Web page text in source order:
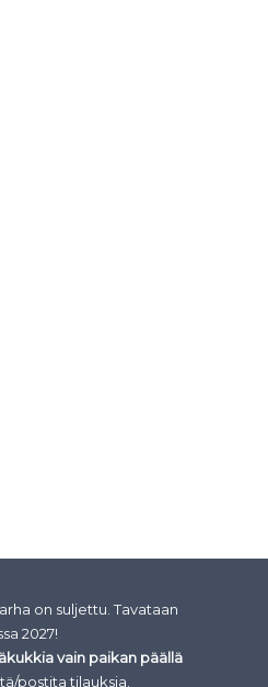
on suljettu. Tavataan
2027!
vain paikan päällä
postita tilauksia.